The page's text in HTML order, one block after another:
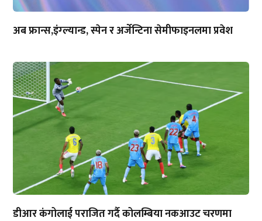
अब फ्रान्स,इंग्ल्यान्ड, स्पेन र अर्जेन्टिना सेमीफाइनलमा प्रवेश
डीआर कंगोलाई पराजित गर्दै कोलम्बिया नकआउट चरणमा